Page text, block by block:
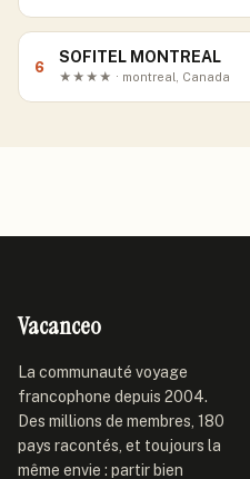
6
SOFITEL MONTREAL
★★★★ · montreal, Canada
Vacanceo
La communauté voyage
francophone depuis 2004.
Des millions de membres, 180
pays racontés, et toujours la
même envie : partir bien